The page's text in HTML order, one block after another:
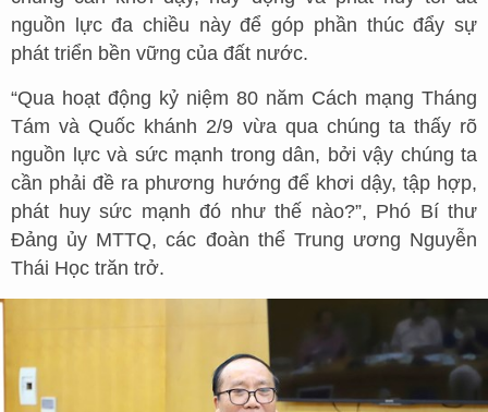
nguồn lực đa chiều này để góp phần thúc đẩy sự
phát triển bền vững của đất nước.
“Qua hoạt động kỷ niệm 80 năm Cách mạng Tháng
Tám và Quốc khánh 2/9 vừa qua chúng ta thấy rõ
nguồn lực và sức mạnh trong dân, bởi vậy chúng ta
cần phải đề ra phương hướng để khơi dậy, tập hợp,
phát huy sức mạnh đó như thế nào?”, Phó Bí thư
Đảng ủy MTTQ, các đoàn thể Trung ương Nguyễn
Thái Học trăn trở.